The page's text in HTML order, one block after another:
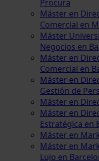
Procura
Máster en
Comercial en
Máster
Negocios en
Máster en
Comercial en
Máster en
Gestión de
Máster en
Máster en
Estratégica en
Máster en
Máster en
Lujo en